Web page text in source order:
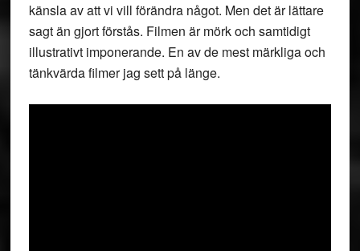
känsla av att vi vill förändra något. Men det är lättare
sagt än gjort förstås. Filmen är mörk och samtidigt
illustrativt imponerande. En av de mest märkliga och
tänkvärda filmer jag sett på länge.